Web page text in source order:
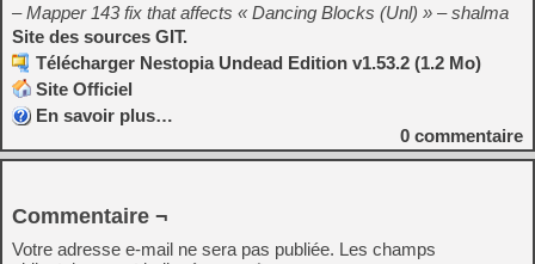
– Mapper 143 fix that affects « Dancing Blocks (Unl) » – shalma
Site des sources GIT.
Télécharger Nestopia Undead Edition v1.53.2 (1.2 Mo)
Site Officiel
En savoir plus…
0 commentaire
Commentaire ¬
Votre adresse e-mail ne sera pas publiée. Les champs